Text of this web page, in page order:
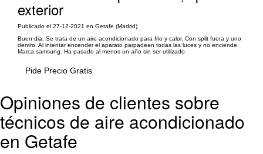
exterior
Publicado el 27-12-2021 en Getafe (Madrid)
Buen dia. Se trata de un aire acondicionado para frio y calor. Con split fuera y uno
dentro. Al intentar encender el aparato parpadean todas las luces y no enciende.
Marca samsung. Ha pasado al menos un año sin ser utilizado.
Pide Precio Gratis
Opiniones de clientes sobre
técnicos de aire acondicionado
en Getafe